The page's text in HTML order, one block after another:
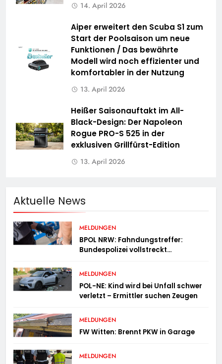
14. April 2026
Aiper erweitert den Scuba S1 zum
Start der Poolsaison um neue
Funktionen / Das bewährte
Modell wird noch effizienter und
komfortabler in der Nutzung
13. April 2026
Heißer Saisonauftakt im All-
Black-Design: Der Napoleon
Rogue PRO-S 525 in der
exklusiven Grillfürst-Edition
13. April 2026
Aktuelle News
MELDUNGEN
BPOL NRW: Fahndungstreffer:
Bundespolizei vollstreckt
MELDUNGEN
POL-NE: Kind wird bei Unfall schwer
verletzt – Ermittler suchen Zeugen
MELDUNGEN
FW Witten: Brennt PKW in Garage
MELDUNGEN